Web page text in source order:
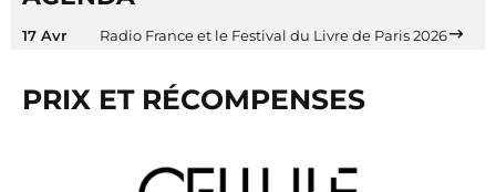
17 Avr Radio France et le Festival du Livre de Paris 2026
PRIX ET RÉCOMPENSES